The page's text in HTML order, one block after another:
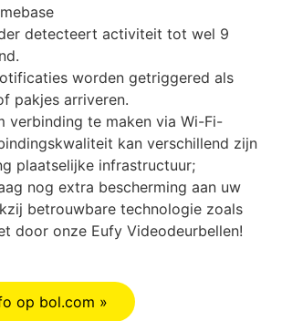
detecteert activiteit tot wel 9
worden getriggered als
pakjes arriveren.
verbinding te maken via Wi-Fi-
kan verschillend zijn
plaatselijke infrastructuur;
nog extra bescherming aan uw
betrouwbare technologie zoals
door onze Eufy Videodeurbellen!
op bol.com »